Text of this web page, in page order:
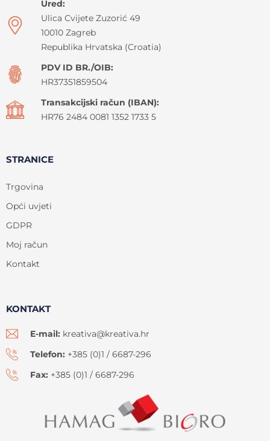
Ured:
Ulica Cvijete Zuzorić 49
10010 Zagreb
Republika Hrvatska (Croatia)
PDV ID BR./OIB:
HR37351859504
Transakcijski račun (IBAN):
HR76 2484 0081 1352 1733 5
STRANICE
Trgovina
Opći uvjeti
GDPR
Moj račun
Kontakt
KONTAKT
E-mail: kreativa@kreativa.hr
Telefon: +385 (0)1 / 6687-296
Fax: +385 (0)1 / 6687-296